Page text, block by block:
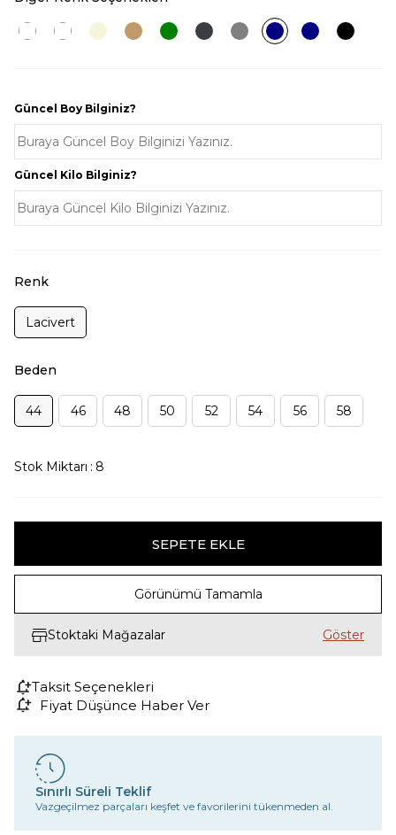
Güncel Boy Bilginiz?
Güncel Kilo Bilginiz?
Renk
Lacivert
Beden
44 46 48 50 52 54 56 58
Stok Miktarı : 8
Görünümü Tamamla
Stoktaki Mağazalar
Taksit Seçenekleri
Fiyat Düşünce Haber Ver
Sınırlı Süreli Teklif
Vazgeçilmez parçaları keşfet ve favorilerini tükenmeden al.